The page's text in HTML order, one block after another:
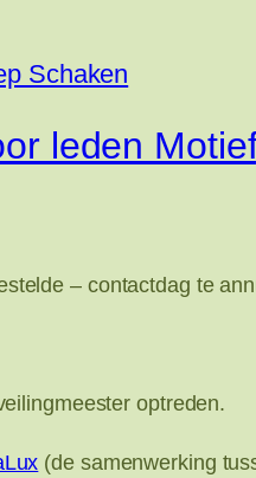
leden
– contactdag te
optreden.
(de samenwerking